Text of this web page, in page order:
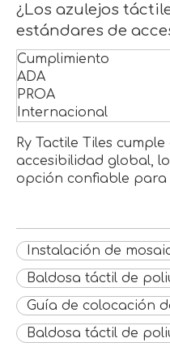
¿Los azulejos
estándares de
Cumplimiento
ADA
PROA
Internacional
Ry Tactile Tiles
accesibilidad global,
opción confiable para
Instalación de
Baldosa táctil de
Guía de colocación
Baldosa táctil de